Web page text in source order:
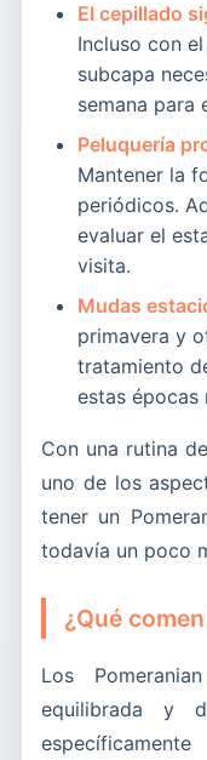
El cepillado
Incluso con
subcapa
semana para
Peluquería
Mantener la
periódicos.
evaluar el
visita.
Mudas
primavera y
tratamiento
estas épocas
Con una rutina
uno de los
tener un
todavía un poco
¿Qué
Los
equilibrada y